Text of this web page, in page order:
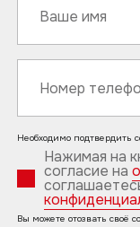
Необходимо подтвердить
Нажимая на
согласие на
Вы можете отозвать своё